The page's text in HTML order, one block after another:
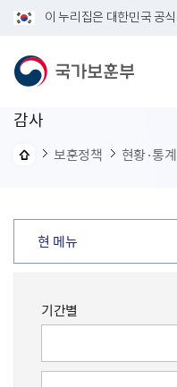
이 누리집은 대한민국 공
감사
보훈정책 현황·통계
현 메뉴
기간별